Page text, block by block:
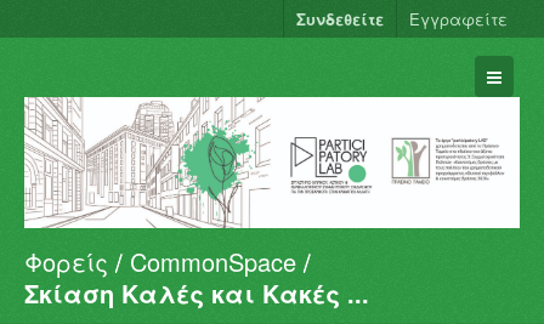
Συνδεθείτε Εγγραφείτε
Σύνολα Δεδομένων
Φορείς
Φορείς
CommonSpace
Σκίαση Καλές και Κακές ...